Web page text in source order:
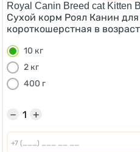
Royal Canin Breed cat Kitten
Сухой корм Роял Канин
короткошерстная в
10 кг
2 кг
400 г
+
−